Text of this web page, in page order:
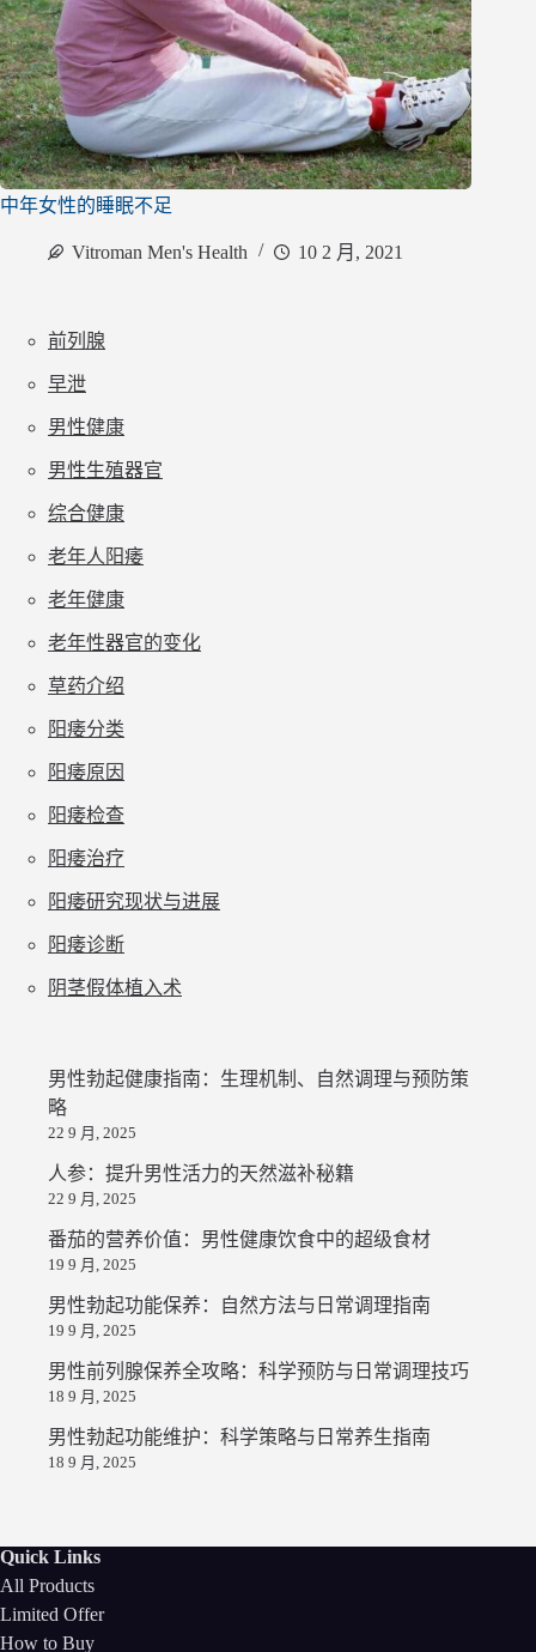
中年女性的睡眠不足
Vitroman Men's Health 10 2 月, 2021
前列腺
早泄
男性健康
男性生殖器官
综合健康
老年人阳痿
老年健康
老年性器官的变化
草药介绍
阳痿分类
阳痿原因
阳痿检查
阳痿治疗
阳痿研究现状与进展
阳痿诊断
阴茎假体植入术
男性勃起健康指南：生理机制、自然调理与预防策
略
22 9 月, 2025
人参：提升男性活力的天然滋补秘籍
22 9 月, 2025
番茄的营养价值：男性健康饮食中的超级食材
19 9 月, 2025
男性勃起功能保养：自然方法与日常调理指南
19 9 月, 2025
男性前列腺保养全攻略：科学预防与日常调理技巧
18 9 月, 2025
男性勃起功能维护：科学策略与日常养生指南
18 9 月, 2025
Quick Links
All Products
Limited Offer
How to Buy